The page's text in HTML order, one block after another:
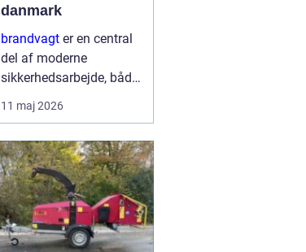
danmark
brandvagt er en central
del af moderne
sikkerhedsarbejde, både
på byggepladser, ved
events og i virksomheder
brandrisiko. En
professionel ordning
med brandvagt handler
ikke kun...
11 maj 2026